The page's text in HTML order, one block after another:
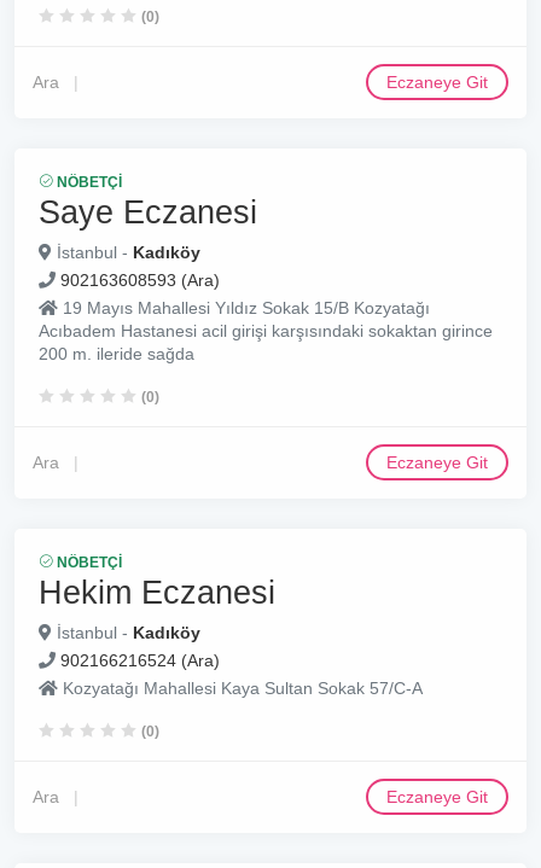
(0)
Ara Eczaneye Git
NÖBETÇI
Saye Eczanesi
İstanbul - Kadıköy
902163608593 (Ara)
19 Mayıs Mahallesi Yıldız Sokak 15/B Kozyatağı
Acıbadem Hastanesi acil girişi karşısındaki sokaktan girince
200 m. ileride sağda
(0)
Ara Eczaneye Git
NÖBETÇI
Hekim Eczanesi
İstanbul - Kadıköy
902166216524 (Ara)
Kozyatağı Mahallesi Kaya Sultan Sokak 57/C-A
(0)
Ara Eczaneye Git